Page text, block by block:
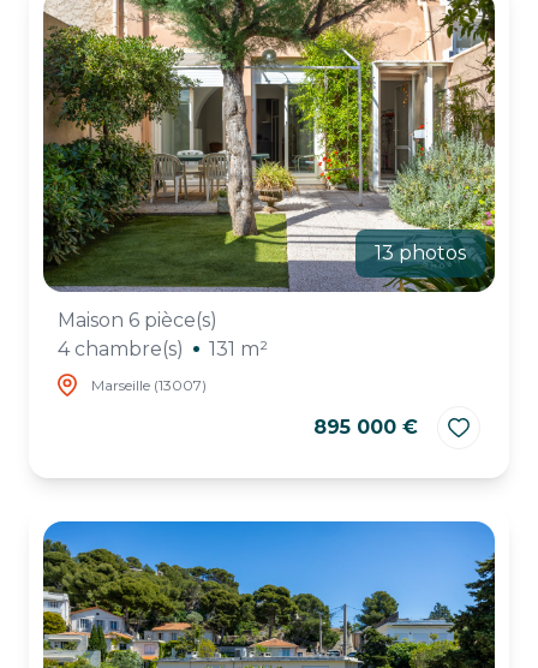
ESTIMATION
CHASSE
IMMO
13 photos
Maison 6 pièce(s)
4 chambre(s)
131 m²
Marseille (13007)
895 000 €